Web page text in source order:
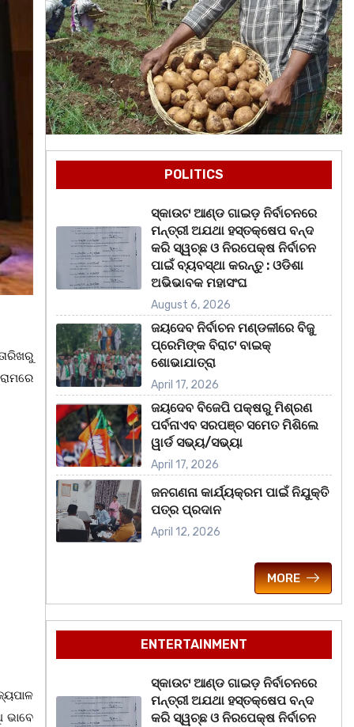
ଭାବେ
POLITICS
ସ୍କାଉଟ ଆଣ୍ଡ ଗାଇଡ଼ ନିର୍ବାଚନରେ
ମନ୍ତ୍ରୀ ଅଯଥା ହସ୍ତକ୍ଷେପ ବନ୍ଦ
କରି ସ୍ୱଚ୍ଛ ଓ ନିରପେକ୍ଷ ନିର୍ବାଚନ
ପାଇଁ ବ୍ୟବସ୍ଥା କରନ୍ତୁ : ଓଡିଶା
ଅଭିଭାବକ ମହାସଂଘ
August 6, 2026
ଜୟଦେବ ନିର୍ବାଚନ ମଣ୍ଡଳୀରେ ବିଜୁ
ପ୍ରେମିଙ୍କ ବିରାଟ ବାଇକ୍
ଶୋଭାଯାତ୍ରା
April 17, 2026
ଜୟଦେବ ବିଜେପି ପକ୍ଷରୁ ମିଶ୍ରଣ
ପର୍ବନାଏବ ସରପଞ୍ଚ ସମେତ ମିଶିଲେ
ୱାର୍ଡ ସଭ୍ୟ/ସଭ୍ୟା
April 17, 2026
ଜନଗଣନା କାର୍ଯ୍ୟକ୍ରମ ପାଇଁ ନିଯୁକ୍ତି
ପତ୍ର ପ୍ରଦାନ
April 12, 2026
MORE
ENTERTAINMENT
ସ୍କାଉଟ ଆଣ୍ଡ ଗାଇଡ଼ ନିର୍ବାଚନରେ
ମନ୍ତ୍ରୀ ଅଯଥା ହସ୍ତକ୍ଷେପ ବନ୍ଦ
କରି ସ୍ୱଚ୍ଛ ଓ ନିରପେକ୍ଷ ନିର୍ବାଚନ